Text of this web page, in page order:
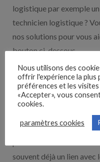
logistique par exemple
technicien logistique ?
nos solutions pour vous
bouton ci-dessous.
Nos
Découvrez nos
multidiffuseurs, sites
souvent déjà un lien
Nous utilisons des
offrir l'expérience la plus
préférences et les
«Accepter», vous
cookies.
paramètres cookies